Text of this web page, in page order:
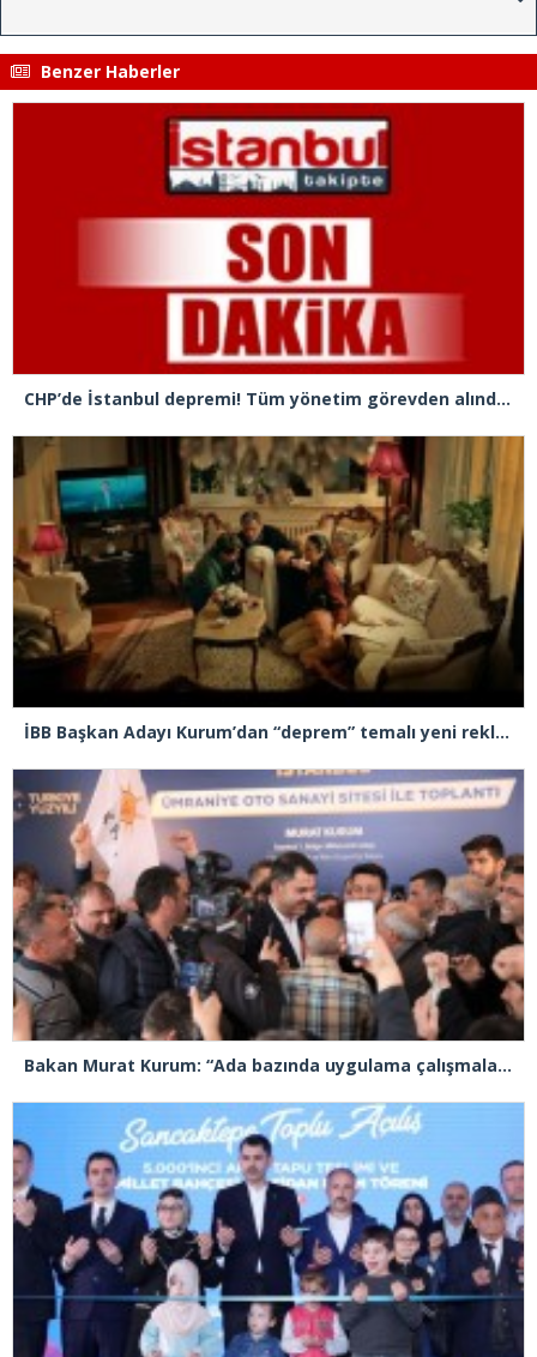
Benzer Haberler
CHP’de İstanbul depremi! Tüm yönetim görevden alındı, Gürsel Tekin İl Başkanı oldu
İBB Başkan Adayı Kurum’dan “deprem” temalı yeni reklam filmi
Bakan Murat Kurum: “Ada bazında uygulama çalışmalarına başladık”